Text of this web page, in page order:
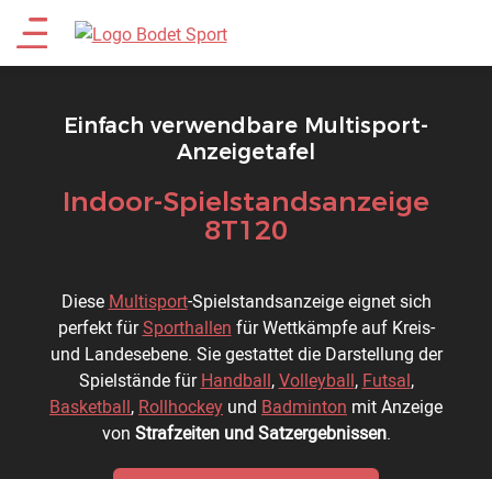
Direkt
zum
Inhalt
Main
menu
Einfach verwendbare Multisport-
Anzeigetafel
Titre
Indoor-Spielstandsanzeige
8T120
Description
Diese Multisport-Spielstandsanzeige eignet sich
perfekt fürSporthallen für Wettkämpfe auf Kreis-
und Landesebene. Sie gestattet die Darstellung der
Spielstände fürHandball,Volleyball, Futsal,
Basketball, Rollhockey und Badminton mit Anzeige
von Strafzeiten und Satzergebnissen.